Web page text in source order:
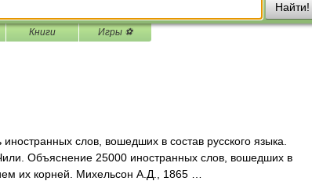
Найти!
Книги Игры ⚽
слов, вошедших в состав русского языка.
Объяснение 25000 иностранных слов, вошедших в
их корней. Михельсон А.Д., 1865 …